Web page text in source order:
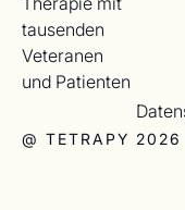
tausenden
Veteranen
und Patienten
@ TETRAPY 2026